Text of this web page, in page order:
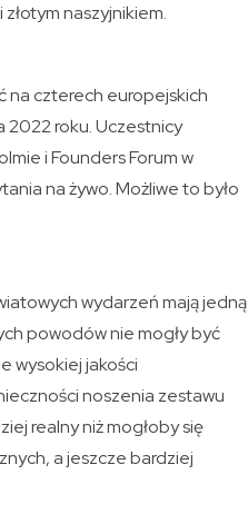
naszyjnikiem.
na czterech europejskich
2022 roku. Uczestnicy
i Founders Forum w
na żywo. Możliwe to było
wydarzeń mają jedną
powodów nie mogły być
wysokiej jakości
noszenia zestawu
realny niż mogłoby się
a jeszcze bardziej